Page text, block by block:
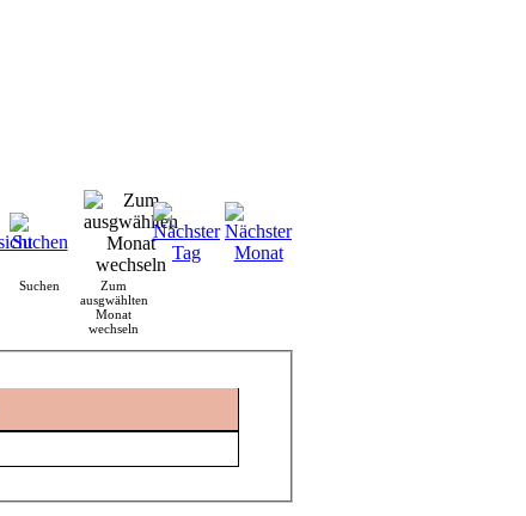
Suchen
Zum
ausgwählten
Monat
wechseln